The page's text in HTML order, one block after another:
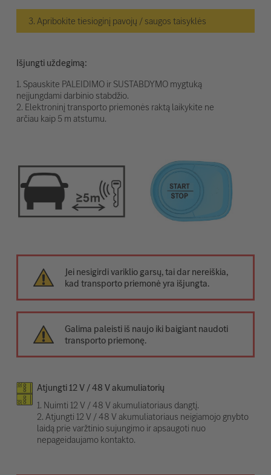
3. Apribokite tiesioginį pavojų / saugos taisyklės
Išjungti uždegimą:
1. Spauskite PALEIDIMO ir SUSTABDYMO mygtuką
neįjungdami darbinio stabdžio.
2. Elektroninį transporto priemonės raktą laikykite ne
arčiau kaip 5 m atstumu.
Jei nesigirdi variklio garsų, tai dar nereiškia,
kad transporto priemonė yra išjungta.
Galima paleisti iš naujo iki baigiant naudoti
transporto priemonę.
Atjungti 12 V / 48 V akumuliatorių
1. Nuimti 12 V / 48 V akumuliatoriaus dangtį.
2. Atjungti 12 V / 48 V akumuliatoriaus neigiamojo gnybto
laidą prie varžtinio sujungimo ir apsaugoti nuo
nepageidaujamo kontakto.